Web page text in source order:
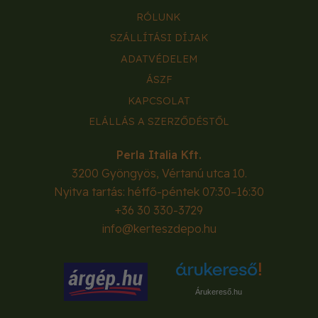
RÓLUNK
SZÁLLÍTÁSI DÍJAK
ADATVÉDELEM
ÁSZF
KAPCSOLAT
ELÁLLÁS A SZERZŐDÉSTŐL
Perla Italia Kft.
3200 Gyöngyös, Vértanú utca 10.
Nyitva tartás: hétfő-péntek 07:30–16:30
+36 30 330-3729
info@kerteszdepo.hu
Árukereső.hu